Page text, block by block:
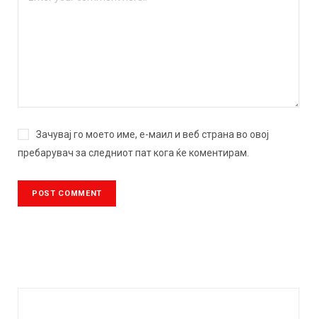
Зачувај го моето име, е-маил и веб страна во овој
пребарувач за следниот пат кога ќе коментирам.